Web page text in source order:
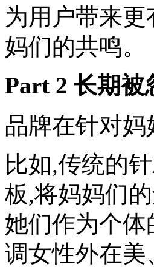
为用户带来
妈们的共鸣。
Part 2 长期被
品牌在针对
比如,传统的
板,将妈妈们
她们作为个
调女性外在美